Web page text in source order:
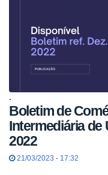
.
Boletim de
Intermediária de
2022
21/03/2023 - 17:32